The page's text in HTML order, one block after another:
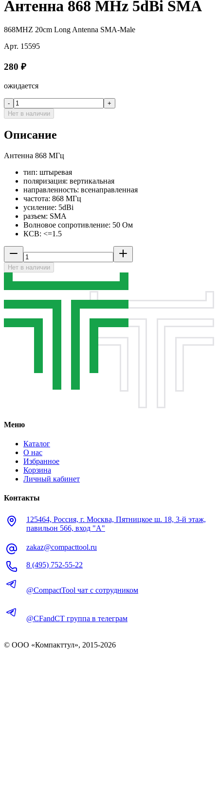
Антенна 868 MHz 5dBi SMA
868MHZ 20cm Long Antenna SMA-Male
Арт. 15595
280 ₽
ожидается
-
+
Нет в наличии
Описание
Антенна 868 МГц
тип: штыревая
поляризация: вертикальная
направленность: всенаправленная
частота: 868 МГц
усиление: 5dBi
разъем: SMA
Волновое сопротивление: 50 Ом
КСВ: <=1.5
Нет в наличии
Меню
Каталог
О нас
Избранное
Корзина
Личный кабинет
Контакты
125464, Россия, г. Москва, Пятницкое ш. 18, 3-й этаж,
павильон 566, вход "А"
zakaz@compacttool.ru
8 (495) 752-55-22
@CompactTool чат с сотрудником
@CFandCT группа в телеграм
© OOO «Компакттул», 2015-2026